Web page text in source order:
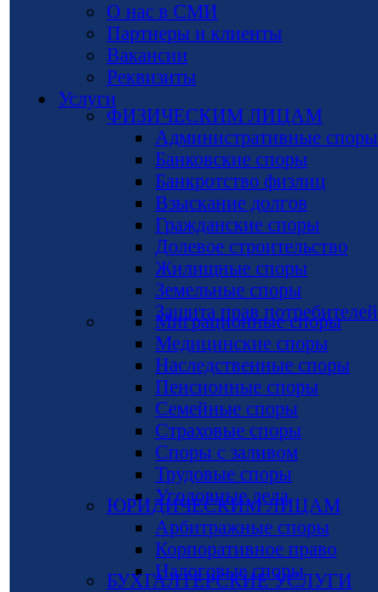
О нас в СМИ
Партнеры и клиенты
Вакансии
Реквизиты
Услуги
ФИЗИЧЕСКИМ ЛИЦАМ
Административные споры
Банковские споры
Банкротство физлиц
Взыскание долгов
Гражданские споры
Долевое строительство
Жилищные споры
Земельные споры
Защита прав потребителей
Миграционные споры
Медицинские споры
Наследственные споры
Пенсионные споры
Семейные споры
Страховые споры
Споры с заливом
Трудовые споры
Уголовные дела
ЮРИДИЧЕСКИМ ЛИЦАМ
Арбитражные споры
Корпоративное право
Налоговые споры
БУХГАЛТЕРСКИЕ УСЛУГИ